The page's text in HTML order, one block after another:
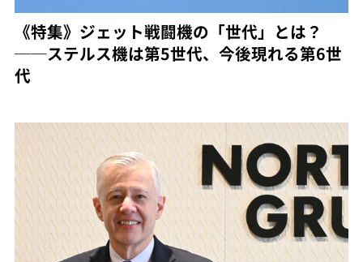
《特集》ジェット戦闘機の「世代」とは？
──ステルス機は第5世代、今後現れる第6世
代